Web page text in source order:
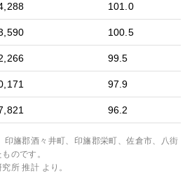
101.0
100.5
99.5
97.9
96.2
印旛郡酒々井町、印旛郡栄町、佐倉市、八街
のです。
所 推計 より。